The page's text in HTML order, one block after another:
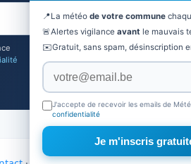
Je m'inscris
📍La météo de votre commune
🚨Alertes vigilance avant le mauvais
✉️Gratuit, sans spam, désinscription
J'accepte de recevoir les emails de
confidentialité
Je m'inscris